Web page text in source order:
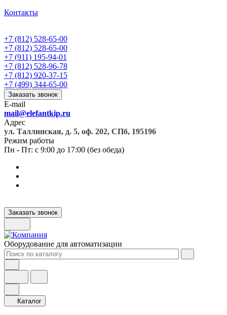
Контакты
+7 (812) 528-65-00
+7 (812) 528-65-00
+7 (911) 195-94-01
+7 (812) 528-96-78
+7 (812) 920-37-15
+7 (499) 344-65-00
Заказать звонок
E-mail
mail@elefantkip.ru
Адрес
ул. Таллинская, д. 5, оф. 202, СПб, 195196
Режим работы
Пн - Пт: с 9:00 до 17:00 (без обеда)
Заказать звонок
Оборудование для автоматизации
Каталог